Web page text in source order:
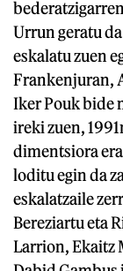
Urrun geratu
eskalatu zuen
Frankenjuran,
Iker Pouk bide
ireki zuen,
dimentsiora
loditu egin da
eskalatzaile
Bereziartu eta
Larrion, Ekaitz